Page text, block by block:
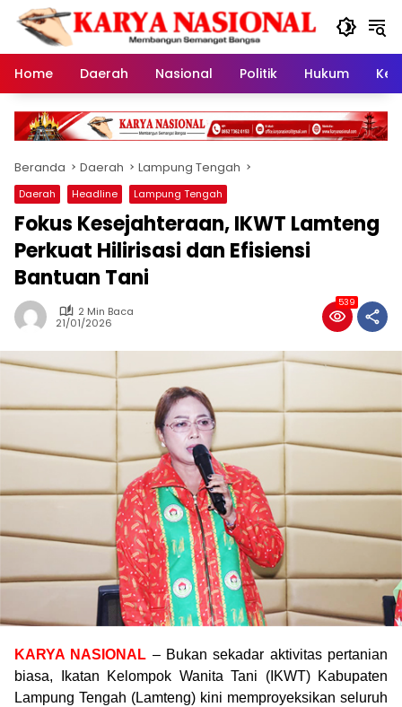
Langsung
konten
Home
Daerah Nasional Politik Hukum
Beranda Daerah Lampung Tengah
Daerah Headline Lampung Tengah
Fokus Kesejahteraan, IKWT Lamteng
Perkuat Hilirisasi dan Efisiensi
Bantuan Tani
2 Min Baca
21/01/2026
539
KARYA NASIONAL – Bukan sekadar aktivitas pertanian
biasa, Ikatan Kelompok Wanita Tani (IKWT) Kabupaten
Lampung Tengah (Lamteng) kini memproyeksikan seluruh